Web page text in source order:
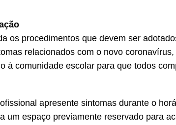
os procedimentos que devem ser
relacionados com o novo
à comunidade escolar para que todos
apresente sintomas durante o
um espaço previamente reservado para